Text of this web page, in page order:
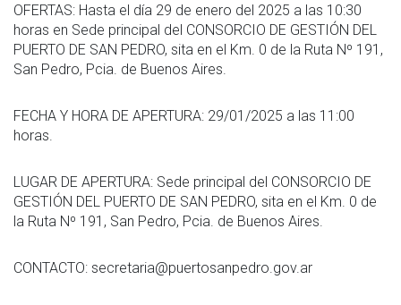
OFERTAS: Hasta el día 29 de enero del 2025 a las 10:30
horas en Sede principal del CONSORCIO DE GESTIÓN DEL
PUERTO DE SAN PEDRO, sita en el Km. 0 de la Ruta Nº 191,
San Pedro, Pcia. de Buenos Aires.
FECHA Y HORA DE APERTURA: 29/01/2025 a las 11:00
horas.
LUGAR DE APERTURA: Sede principal del CONSORCIO DE
GESTIÓN DEL PUERTO DE SAN PEDRO, sita en el Km. 0 de
la Ruta Nº 191, San Pedro, Pcia. de Buenos Aires.
CONTACTO: secretaria@puertosanpedro.gov.ar